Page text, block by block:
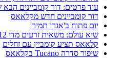
עוד פרטים: דור קומביינים הבא של CLAAS (וידאו)
דור קומביינים חדש מקלאאס
יום פתוח ב'אגרו תמיר'
שיא עולם: משאית זרעים מדי 12 דקות
קלאאס תציע קומביין עם זחלים
שיפור סדרה Tucano בקלאאס